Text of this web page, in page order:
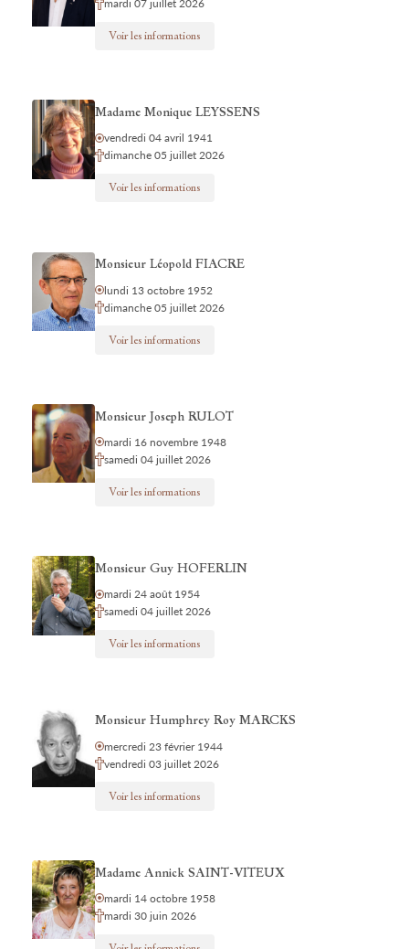
mardi 07 juillet 2026
Voir les informations
Madame Monique LEYSSENS
vendredi 04 avril 1941
dimanche 05 juillet 2026
Voir les informations
Monsieur Léopold FIACRE
lundi 13 octobre 1952
dimanche 05 juillet 2026
Voir les informations
Monsieur Joseph RULOT
mardi 16 novembre 1948
samedi 04 juillet 2026
Voir les informations
Monsieur Guy HOFERLIN
mardi 24 août 1954
samedi 04 juillet 2026
Voir les informations
Monsieur Humphrey Roy MARCKS
mercredi 23 février 1944
vendredi 03 juillet 2026
Voir les informations
Madame Annick SAINT-VITEUX
mardi 14 octobre 1958
mardi 30 juin 2026